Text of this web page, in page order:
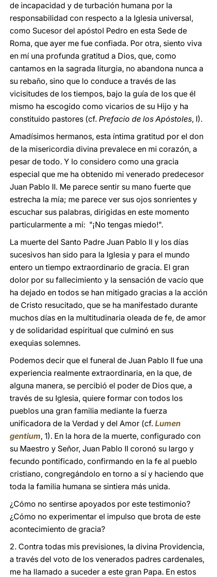
de incapacidad y de turbación humana por la
responsabilidad con respecto a la Iglesia universal,
como Sucesor del apóstol Pedro en esta Sede de
Roma, que ayer me fue confiada. Por otra, siento viva
en mí una profunda gratitud a Dios, que, como
cantamos en la sagrada liturgia, no abandona nunca a
su rebaño, sino que lo conduce a través de las
vicisitudes de los tiempos, bajo la guía de los que él
mismo ha escogido como vicarios de su Hijo y ha
constituido pastores (cf. Prefacio de los Apóstoles, I).
Amadísimos hermanos, esta íntima gratitud por el don
de la misericordia divina prevalece en mi corazón, a
pesar de todo. Y lo considero como una gracia
especial que me ha obtenido mi venerado predecesor
Juan Pablo II. Me parece sentir su mano fuerte que
estrecha la mía; me parece ver sus ojos sonrientes y
escuchar sus palabras, dirigidas en este momento
particularmente a mí: "¡No tengas miedo!".
La muerte del Santo Padre Juan Pablo II y los días
sucesivos han sido para la Iglesia y para el mundo
entero un tiempo extraordinario de gracia. El gran
dolor por su fallecimiento y la sensación de vacío que
ha dejado en todos se han mitigado gracias a la acción
de Cristo resucitado, que se ha manifestado durante
muchos días en la multitudinaria oleada de fe, de amor
y de solidaridad espiritual que culminó en sus
exequias solemnes.
Podemos decir que el funeral de Juan Pablo II fue una
experiencia realmente extraordinaria, en la que, de
alguna manera, se percibió el poder de Dios que, a
través de su Iglesia, quiere formar con todos los
pueblos una gran familia mediante la fuerza
unificadora de la Verdad y del Amor (cf. Lumen
gentium, 1). En la hora de la muerte, configurado con
su Maestro y Señor, Juan Pablo II coronó su largo y
fecundo pontificado, confirmando en la fe al pueblo
cristiano, congregándolo en torno a sí y haciendo que
toda la familia humana se sintiera más unida.
¿Cómo no sentirse apoyados por este testimonio?
¿Cómo no experimentar el impulso que brota de este
acontecimiento de gracia?
2. Contra todas mis previsiones, la divina Providencia,
a través del voto de los venerados padres cardenales,
me ha llamado a suceder a este gran Papa. En estos